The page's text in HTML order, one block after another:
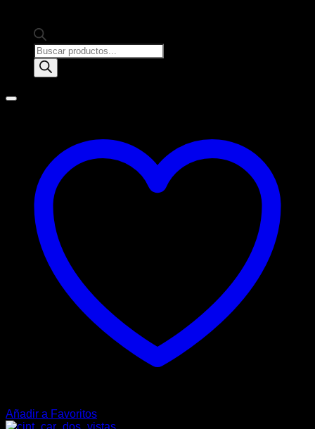
Products
search
Añadir a Favoritos